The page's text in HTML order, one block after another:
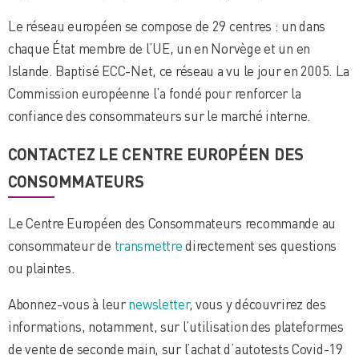
Le réseau européen se compose de 29 centres : un dans
chaque État membre de l’UE, un en Norvège et un en
Islande. Baptisé ECC-Net, ce réseau a vu le jour en 2005. La
Commission européenne l’a fondé pour renforcer la
confiance des consommateurs sur le marché interne.
CONTACTEZ LE CENTRE EUROPÉEN DES
CONSOMMATEURS
Le Centre Européen des Consommateurs recommande au
consommateur de transmettredirectement ses questions
ou plaintes.
Abonnez-vous à leurnewsletter, vous y découvrirez des
informations, notamment, sur l’utilisation des plateformes
de vente de seconde main, sur l’achat d’autotests Covid-19